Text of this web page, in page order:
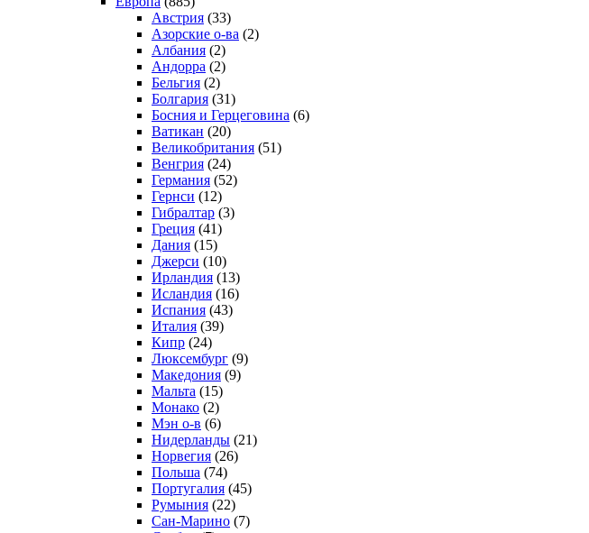
Австрия (33)
Азорские о-ва (2)
Албания (2)
Андорра (2)
Бельгия (2)
Болгария (31)
Босния и Герцеговина (6)
Ватикан (20)
Великобритания (51)
Венгрия (24)
Германия (52)
Гернси (12)
Гибралтар (3)
Греция (41)
Дания (15)
Джерси (10)
Ирландия (13)
Исландия (16)
Испания (43)
Италия (39)
Кипр (24)
Люксембург (9)
Македония (9)
Мальта (15)
Монако (2)
Мэн о-в (6)
Нидерланды (21)
Норвегия (26)
Польша (74)
Португалия (45)
Румыния (22)
Сан-Марино (7)